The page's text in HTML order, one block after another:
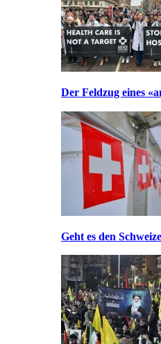
Der Feldzug eines
Geht es den